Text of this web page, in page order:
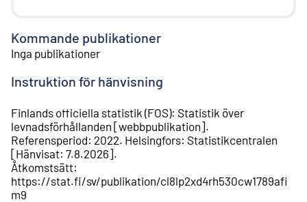
Kommande publikationer
Inga publikationer
Instruktion för hänvisning
Finlands officiella statistik (FOS): Statistik över
levnadsförhållanden [webbpublikation].
Referensperiod: 2022. Helsingfors: Statistikcentralen
[Hänvisat: 7.8.2026].
Åtkomstsätt:
https://stat.fi/sv/publikation/cl8lp2xd4rh530cw1789afi
m9